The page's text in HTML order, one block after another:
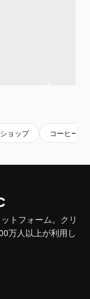
ショップ コーヒー
トフォーム。クリ
万人以上が利用し